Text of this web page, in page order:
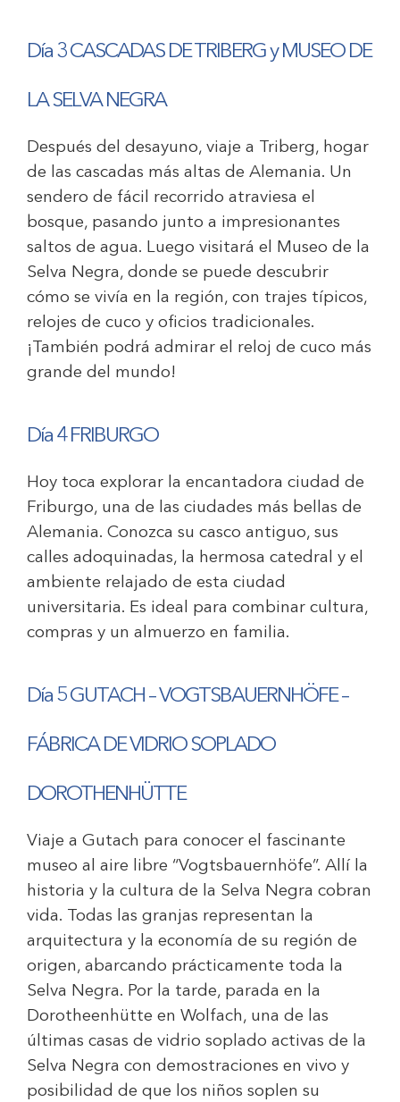
Día 3 CASCADAS DE TRIBERG y MUSEO DE
LA SELVA NEGRA
Después del desayuno, viaje a Triberg, hogar
de las cascadas más altas de Alemania. Un
sendero de fácil recorrido atraviesa el
bosque, pasando junto a impresionantes
saltos de agua. Luego visitará el Museo de la
Selva Negra, donde se puede descubrir
cómo se vivía en la región, con trajes típicos,
relojes de cuco y oficios tradicionales.
¡También podrá admirar el reloj de cuco más
grande del mundo!
Día 4 FRIBURGO
Hoy toca explorar la encantadora ciudad de
Friburgo, una de las ciudades más bellas de
Alemania. Conozca su casco antiguo, sus
calles adoquinadas, la hermosa catedral y el
ambiente relajado de esta ciudad
universitaria. Es ideal para combinar cultura,
compras y un almuerzo en familia.
Día 5 GUTACH – VOGTSBAUERNHÖFE –
FÁBRICADE VIDRIO SOPLADO
DOROTHENHÜTTE
Viaje a Gutach para conocer el fascinante
museo al aire libre “Vogtsbauernhöfe”. Allí la
historia y la cultura de la Selva Negra cobran
vida. Todas las granjas representan la
arquitectura y la economía de su región de
origen, abarcando prácticamente toda la
Selva Negra. Por la tarde, parada en la
Dorotheenhütte en Wolfach, una de las
últimas casas de vidrio soplado activas de la
Selva Negra con demostraciones en vivo y
posibilidad de que los niños soplen su